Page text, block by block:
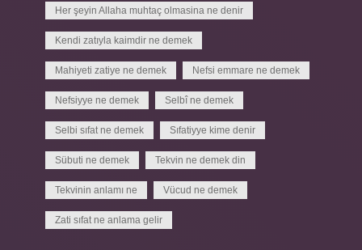
Her şeyin Allaha muhtaç olmasina ne denir
Kendi zatıyla kaimdir ne demek
Mahiyeti zatiye ne demek Nefsi emmare ne demek
Nefsiyye ne demek Selbî ne demek
Selbi sıfat ne demek Sıfatiyye kime denir
Sübuti ne demek Tekvin ne demek din
Tekvinin anlamı ne Vücud ne demek
Zati sıfat ne anlama gelir